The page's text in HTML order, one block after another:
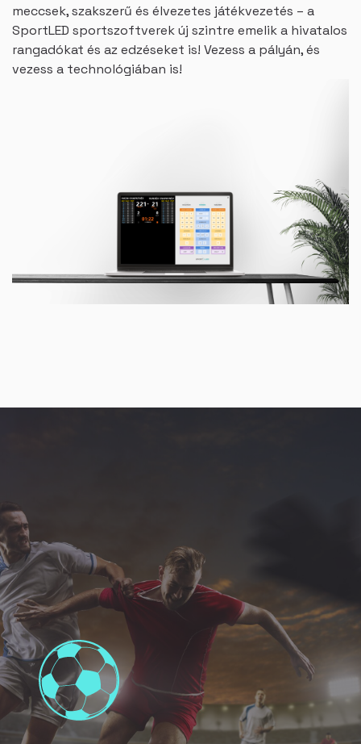
meccsek, szakszerű és élvezetes játékvezetés – a
SportLED sportszoftverek új szintre emelik a hivatalos
rangadókat és az edzéseket is! Vezess a pályán, és
vezess a technológiában is!